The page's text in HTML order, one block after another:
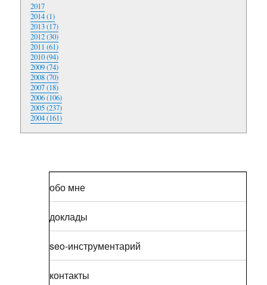
2017
2014 (1)
2013 (17)
2012 (30)
2011 (61)
2010 (94)
2009 (74)
2008 (70)
2007 (18)
2006 (106)
2005 (237)
2004 (161)
обо мне
доклады
seo-инструментарий
контакты